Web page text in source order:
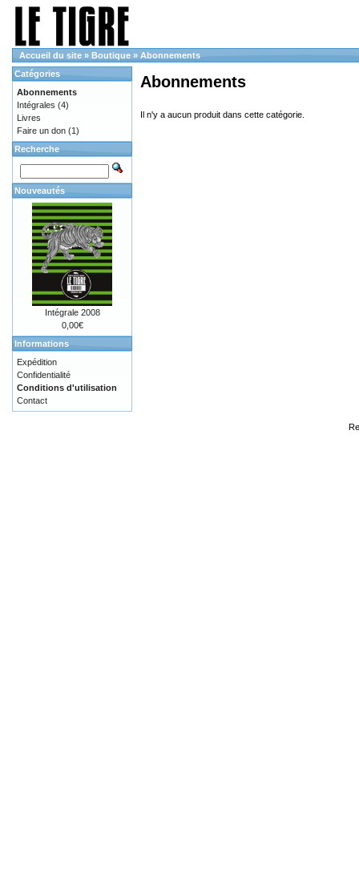
Accueil du site » Boutique » Abonnements
Abonnements
Il n'y a aucun produit dans cette catégorie.
Catégories
Abonnements
Intégrales (4)
Livres
Faire un don (1)
Recherche
Nouveautés
Intégrale 2008
0,00€
Informations
Expédition
Confidentialité
Conditions d'utilisation
Contact